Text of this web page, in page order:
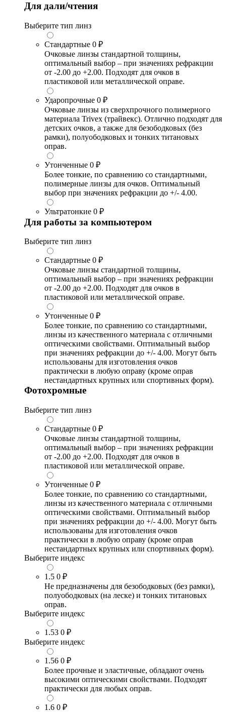
Для дали/чтения
Выберите тип линз
Стандартные 0 ₽
Очковые линзы стандартной толщины,
оптимальный выбор – при значениях рефракции
от -2.00 до +2.00. Подходят для очков в
пластиковой или металлической оправе.
Ударопрочные 0 ₽
Очковые линзы из сверхпрочного полимерного
материала Trivex (трайвекс). Отлично подходят для
детских очков, а также для безободковых (без
рамки), полуободковых и тонких титановых
оправ.
Утонченные 0 ₽
Более тонкие, по сравнению со стандартными,
полимерные линзы для очков. Оптимальный
выбор при значениях рефракции до +/- 4.00.
Ультратонкие 0 ₽
Для работы за компьютером
Выберите тип линз
Стандартные 0 ₽
Очковые линзы стандартной толщины,
оптимальный выбор – при значениях рефракции
от -2.00 до +2.00. Подходят для очков в
пластиковой или металлической оправе.
Утонченные 0 ₽
Более тонкие, по сравнению со стандартными,
линзы из качественного материала с отличными
оптическими свойствами. Оптимальный выбор
при значениях рефракции до +/- 4.00. Могут быть
использованы для изготовления очков
практически в любую оправу (кроме оправ
нестандартных крупных или спортивных форм).
Фотохромные
Выберите тип линз
Стандартные 0 ₽
Очковые линзы стандартной толщины,
оптимальный выбор – при значениях рефракции
от -2.00 до +2.00. Подходят для очков в
пластиковой или металлической оправе.
Утонченные 0 ₽
Более тонкие, по сравнению со стандартными,
линзы из качественного материала с отличными
оптическими свойствами. Оптимальный выбор
при значениях рефракции до +/- 4.00. Могут быть
использованы для изготовления очков
практически в любую оправу (кроме оправ
нестандартных крупных или спортивных форм).
Выберите индекс
1.5 0 ₽
Не предназначены для безободковых (без рамки),
полуободковых (на леске) и тонких титановых
оправ.
Выберите индекс
1.53 0 ₽
Выберите индекс
1.56 0 ₽
Более прочные и эластичные, обладают очень
высокими оптическими свойствами. Подходят
практически для любых оправ.
1.6 0 ₽